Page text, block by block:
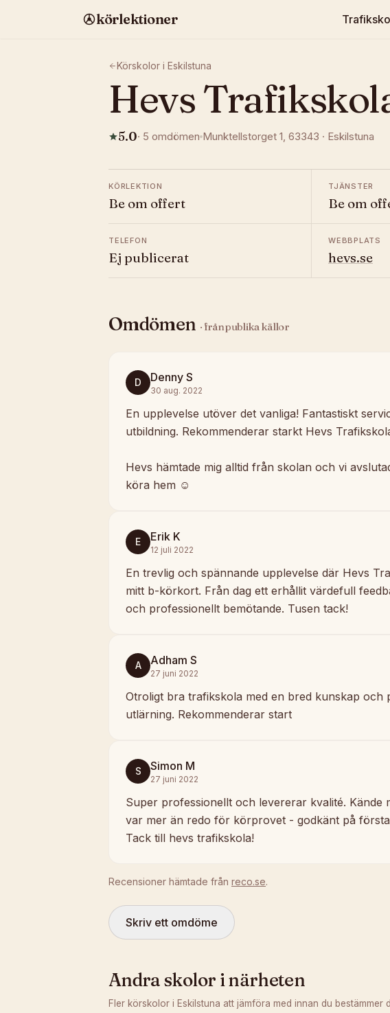
körlektioner
Körskolor i Eskilstuna
Hevs
5.0· 5 omdömen Munktellstorget 1, 63343 · Eskilstuna
KÖRLEKTION
Be om offert
TJÄNSTER
Be om
TELEFON
Ej publicerat
WEBBPLATS
hevs.se
Omdömen · från publika källor
D Denny S
30 aug. 2022
En upplevelse utöver det vanliga! Fantastiskt
utbildning. Rekommenderar starkt Hevs
Hevs hämtade mig alltid från skolan och vi
köra hem ☺️
E Erik K
12 juli 2022
En trevlig och spännande upplevelse där Hevs
mitt b-körkort. Från dag ett erhållit värdefull
och professionellt bemötande. Tusen tack!
A Adham S
27 juni 2022
Otroligt bra trafikskola med en bred kunskap och
utlärning. Rekommenderar start
S Simon M
27 juni 2022
Super professionellt och levererar kvalité. Kände
var mer än redo för körprovet - godkänt på
Tack till hevs trafikskola!
Recensioner hämtade från reco.se.
Skriv ett omdöme
Andra skolor i närheten
Fler körskolor i Eskilstuna att jämföra med innan du bestämmer